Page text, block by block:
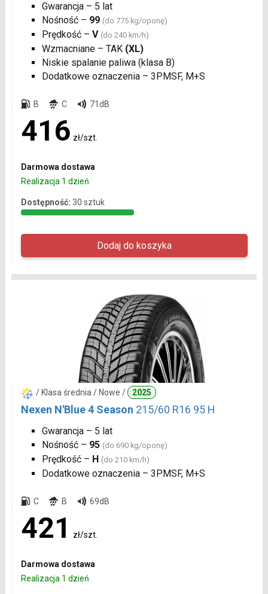
Gwarancja – 5 lat
Nośność – 99 (do 775 kg/oponę)
Prędkość – V (do 240 km/h)
Wzmacniane – TAK (XL)
Niskie spalanie paliwa (klasa B)
Dodatkowe oznaczenia – 3PMSF, M+S
B C 71dB
416 zł/szt.
Darmowa dostawa
Realizacja 1 dzień
Dostępność: 30 sztuk
/ Klasa średnia / Nowe / 2025
Nexen N'Blue 4 Season 215/60 R16 95 H
Gwarancja – 5 lat
Nośność – 95 (do 690 kg/oponę)
Prędkość – H (do 210 km/h)
Dodatkowe oznaczenia – 3PMSF, M+S
C B 69dB
421 zł/szt.
Darmowa dostawa
Realizacja 1 dzień